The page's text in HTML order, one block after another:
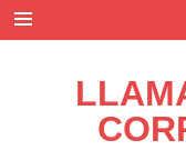
contenido